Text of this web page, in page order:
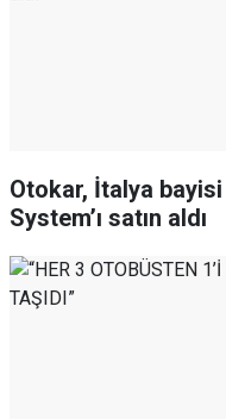
Otokar, İtalya
System’ı satın aldı